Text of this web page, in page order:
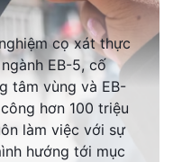
cọ xát thực
EB-5, cố
tâm vùng và EB-
hơn 100 triệu
làm việc với sự
hướng tới mục